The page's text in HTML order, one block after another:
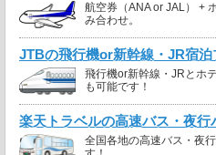
航空券（ANA or JAL） +
み合わせ。
JTBの飛行機or新幹線・JR宿泊
飛行機or新幹線・JRとホ
も可能です！
楽天トラベルの高速バス・夜行
全国各地の高速バス・夜